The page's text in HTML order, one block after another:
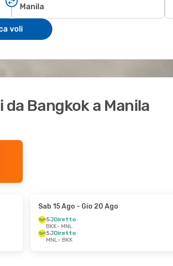
voli
Bangkok a Manila
Sab 15 Ago - Gio 20 Ago
5JDiretto
BKK- MNL
5JDiretto
MNL- BKK